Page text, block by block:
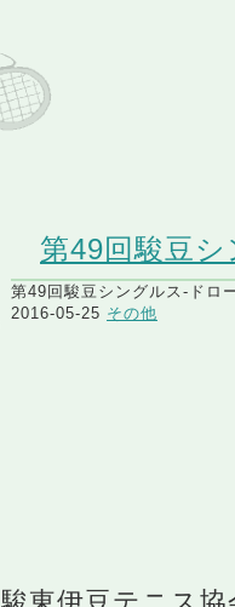
第49回駿豆
第49回駿豆シングルス-ドロ
2016-05-25 その他